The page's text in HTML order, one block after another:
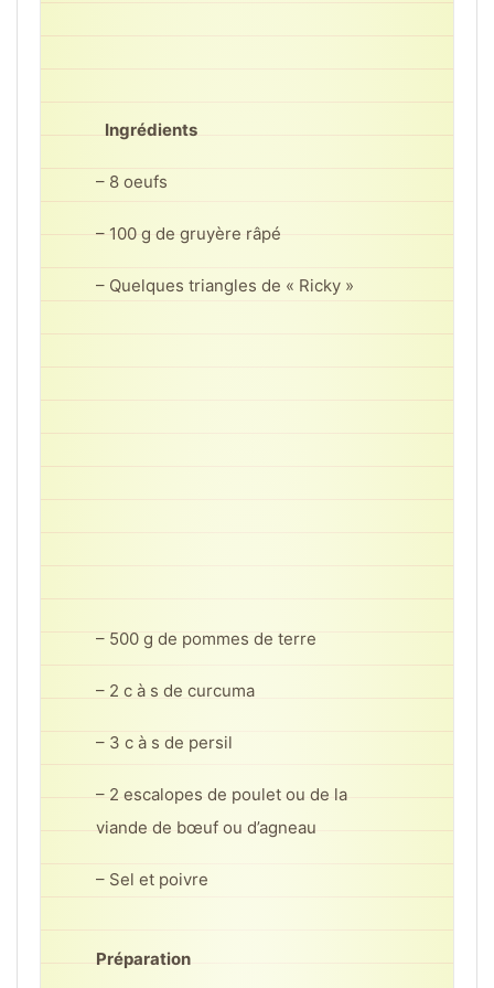
Ingrédients
– 8 oeufs
– 100 g de gruyère râpé
– Quelques triangles de « Ricky »
– 500 g de pommes de terre
– 2 c à s de curcuma
– 3 c à s de persil
– 2 escalopes de poulet ou de la
viande de bœuf ou d’agneau
– Sel et poivre
Préparation